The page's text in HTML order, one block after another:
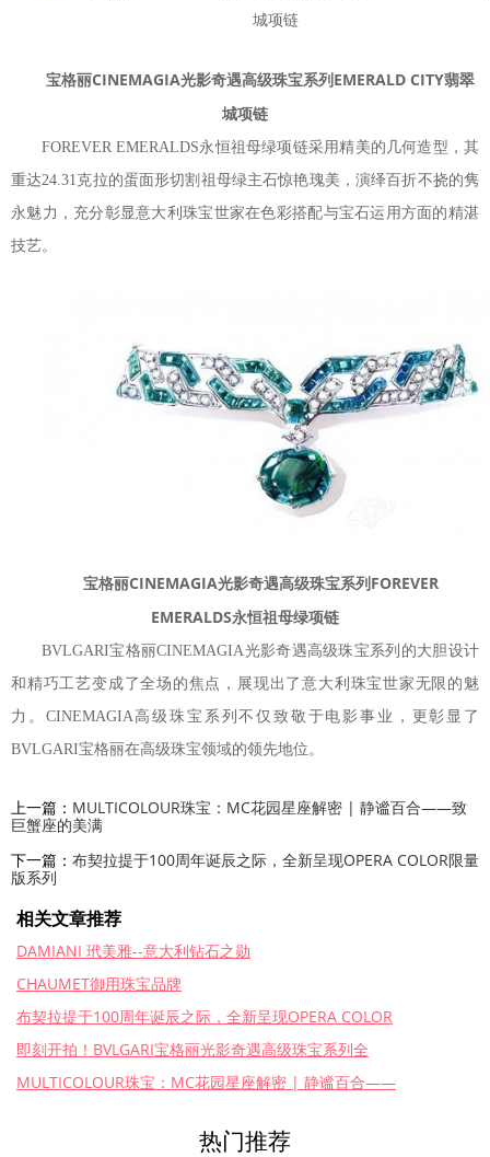
宝格丽CINEMAGIA光影奇遇高级珠宝系列EMERALD CITY翡翠
城项链
FOREVER EMERALDS永恒祖母绿项链采用精美的几何造型，其
重达24.31克拉的蛋面形切割祖母绿主石惊艳瑰美，演绎百折不挠的隽
永魅力，充分彰显意大利珠宝世家在色彩搭配与宝石运用方面的精湛
技艺。
宝格丽CINEMAGIA光影奇遇高级珠宝系列FOREVER
EMERALDS永恒祖母绿项链
BVLGARI宝格丽CINEMAGIA光影奇遇高级珠宝系列的大胆设计
和精巧工艺变成了全场的焦点，展现出了意大利珠宝世家无限的魅
力。CINEMAGIA高级珠宝系列不仅致敬于电影事业，更彰显了
BVLGARI宝格丽在高级珠宝领域的领先地位。
上一篇： MULTICOLOUR珠宝：MC花园星座解密 | 静谧百合——致
巨蟹座的美满
下一篇： 布契拉提于100周年诞辰之际，全新呈现OPERA COLOR限量
版系列
相关文章推荐
DAMIANI 玳美雅--意大利钻石之勋
CHAUMET御用珠宝品牌
布契拉提于100周年诞辰之际，全新呈现OPERA COLOR
即刻开拍！BVLGARI宝格丽光影奇遇高级珠宝系列全
MULTICOLOUR珠宝：MC花园星座解密 | 静谧百合——
热门推荐